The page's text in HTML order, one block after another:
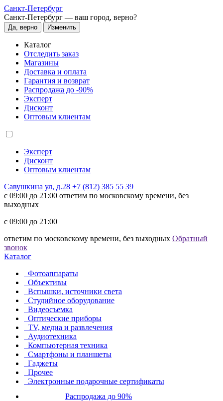
Санкт-Петербург
Санкт-Петербург — ваш город, верно?
Да, верно Изменить
Каталог
Отследить заказ
Магазины
Доставка и оплата
Гарантия и возврат
Распродажа до -90%
Эксперт
Дисконт
Оптовым клиентам
Эксперт
Дисконт
Оптовым клиентам
Савушкина ул, д.28 +7 (812) 385 55 39
c 09:00 до 21:00 ответим по московскому времени, без
выходных
c 09:00 до 21:00
ответим по московскому времени, без выходных Обратный
звонок
Каталог
Фотоаппараты
Объективы
Вспышки, источники света
Студийное оборудование
Видеосъемка
Оптические приборы
TV, медиа и развлечения
Аудиотехника
Компьютерная техника
Смартфоны и планшеты
Гаджеты
Прочее
Электронные подарочные сертификаты
Распродажа до 90%